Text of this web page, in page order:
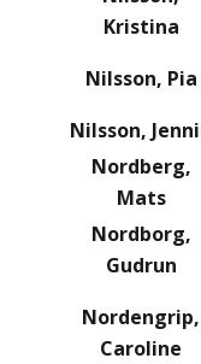
Kristina
Nilsson, Pia
Nilsson,
Nordberg,
Mats
Nordborg,
Gudrun
Nordengrip,
Caroline